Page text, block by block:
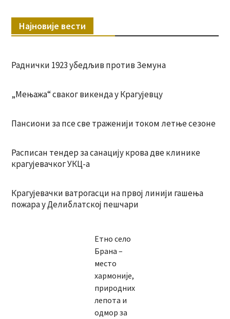
Најновије вести
Раднички 1923 убедљив против Земуна
„Мењажа“ сваког викенда у Крагујевцу
Пансиони за псе све траженији током летње сезоне
Расписан тендер за санацију крова две клинике
крагујевачког УКЦ-а
Крагујевачки ватрогасци на првој линији гашења
пожара у Делиблатској пешчари
Етно село
Брана –
место
хармоније,
природних
лепота и
одмор за